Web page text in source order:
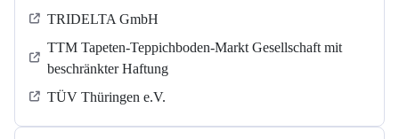
TRIDELTA GmbH
TTM Tapeten-Teppichboden-Markt Gesellschaft mit
beschränkter Haftung
TÜV Thüringen e.V.